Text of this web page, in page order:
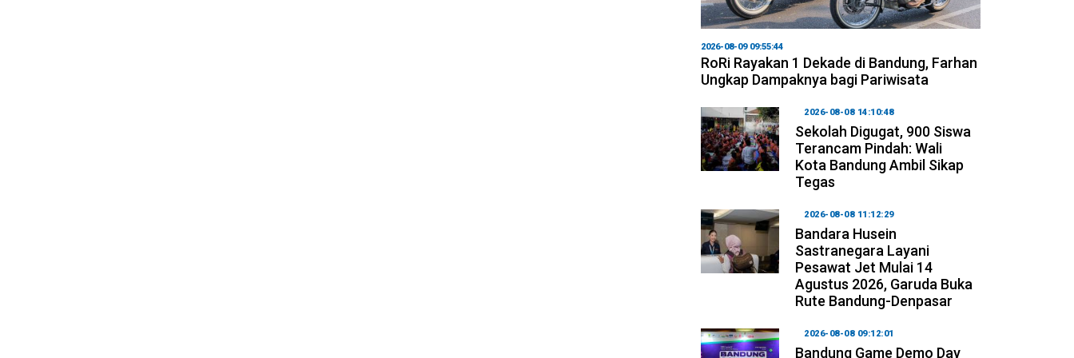
2026-08-09 09:55:44
RoRi Rayakan 1 Dekade di Bandung, Farhan
Ungkap Dampaknya bagi Pariwisata
2026-08-08 14:10:48
Sekolah Digugat, 900 Siswa
Terancam Pindah: Wali
Kota Bandung Ambil Sikap
Tegas
2026-08-08 11:12:29
Bandara Husein
Sastranegara Layani
Pesawat Jet Mulai 14
Agustus 2026, Garuda Buka
Rute Bandung-Denpasar
2026-08-08 09:12:01
Bandung Game Demo Day